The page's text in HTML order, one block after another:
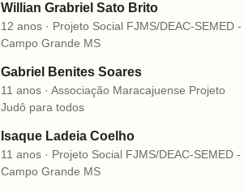
Willian Grabriel Sato Brito
12 anos · Projeto Social FJMS/DEAC-SEMED -
Campo Grande MS
Gabriel Benites Soares
11 anos · Associação Maracajuense Projeto
Judô para todos
Isaque Ladeia Coelho
11 anos · Projeto Social FJMS/DEAC-SEMED -
Campo Grande MS